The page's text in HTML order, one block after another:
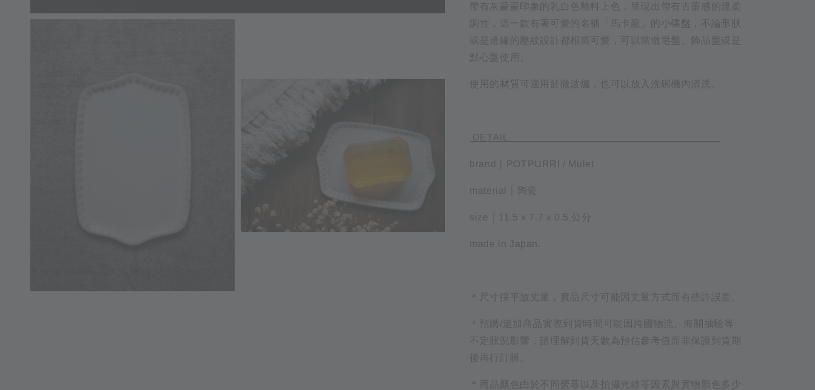
帶有灰蒙蒙印象的乳白色釉料上色，呈現出帶有古董感的溫柔
調性，這一款有著可愛的名稱「馬卡龍」的小碟盤，不論形狀
或是邊緣的壓紋設計都相當可愛，可以當做皂盤、飾品盤或是
點心盤使用。
使用的材質可適用於微波爐，也可以放入洗碗機內清洗。
DETAIL
brand｜POTPURRI / Mulet
material｜陶瓷
size｜11.5 x 7.7 x 0.5 公分
made in Japan.
＊尺寸採平放丈量，實品尺寸可能因丈量方式而有些許誤差。
＊預購/追加商品實際到貨時間可能因跨國物流、海關抽驗等
不定狀況影響，請理解到貨天數為預估參考值而非保證到貨期
後再行訂購。
＊商品顏色由於不同螢幕以及拍攝光線等因素與實物顏色多少